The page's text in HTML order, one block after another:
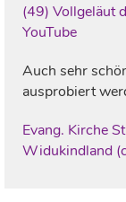
(49) Vollgeläut
YouTube
Auch sehr
ausprobiert
Evang. Kirche
Widukindland